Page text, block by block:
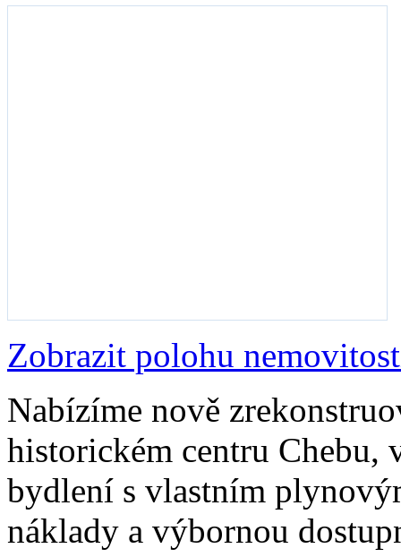
Zobrazit polohu
Nabízíme nově
historickém centru
bydlení s vlastním
náklady a výbornou